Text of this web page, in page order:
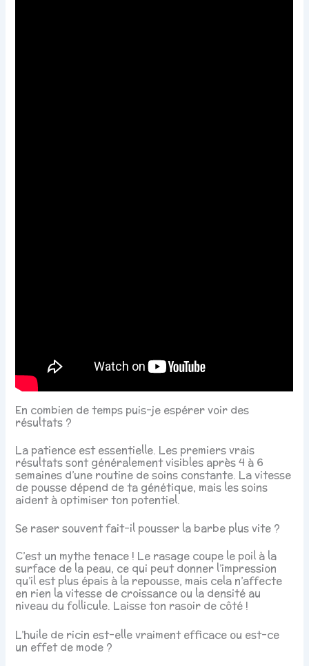
En combien de temps puis-je espérer voir des
résultats ?
La patience est essentielle. Les premiers vrais
résultats sont généralement visibles après 4 à 6
semaines d’une routine de soins constante. La vitesse
de pousse dépend de ta génétique, mais les soins
aident à optimiser ton potentiel.
Se raser souvent fait-il pousser la barbe plus vite ?
C’est un mythe tenace ! Le rasage coupe le poil à la
surface de la peau, ce qui peut donner l’impression
qu’il est plus épais à la repousse, mais cela n’affecte
en rien la vitesse de croissance ou la densité au
niveau du follicule. Laisse ton rasoir de côté !
L’huile de ricin est-elle vraiment efficace ou est-ce
un effet de mode ?